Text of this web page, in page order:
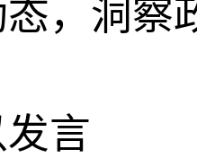
，洞察
言